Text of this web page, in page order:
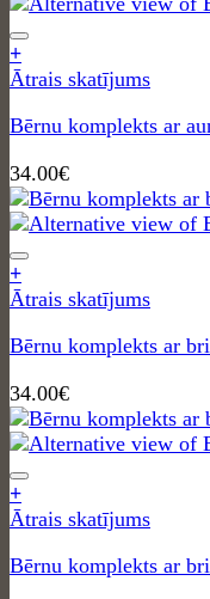
+
Ātrais skatījums
Bērnu komplekts ar
34.00€
+
Ātrais skatījums
Bērnu komplekts ar
34.00€
+
Ātrais skatījums
Bērnu komplekts ar